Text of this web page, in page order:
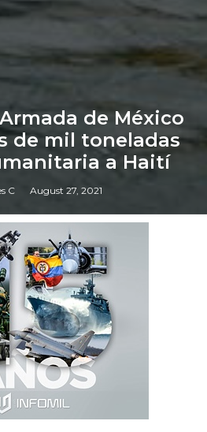
de México
de mil toneladas
a Haití
C August 27, 2021